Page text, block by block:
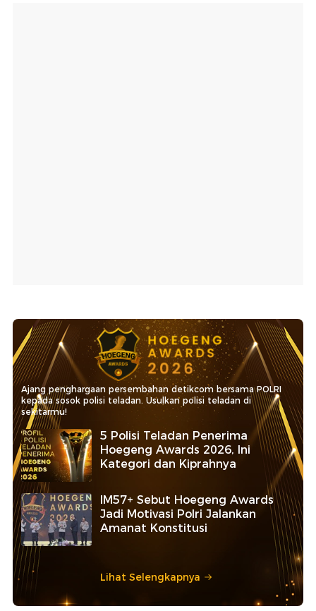
Ajang penghargaan persembahan detikcom bersama POLRI
kepada sosok polisi teladan. Usulkan polisi teladan di
sekitarmu!
5 Polisi Teladan Penerima
Hoegeng Awards 2026, Ini
Kategori dan Kiprahnya
IM57+ Sebut Hoegeng Awards
Jadi Motivasi Polri Jalankan
Amanat Konstitusi
Lihat Selengkapnya